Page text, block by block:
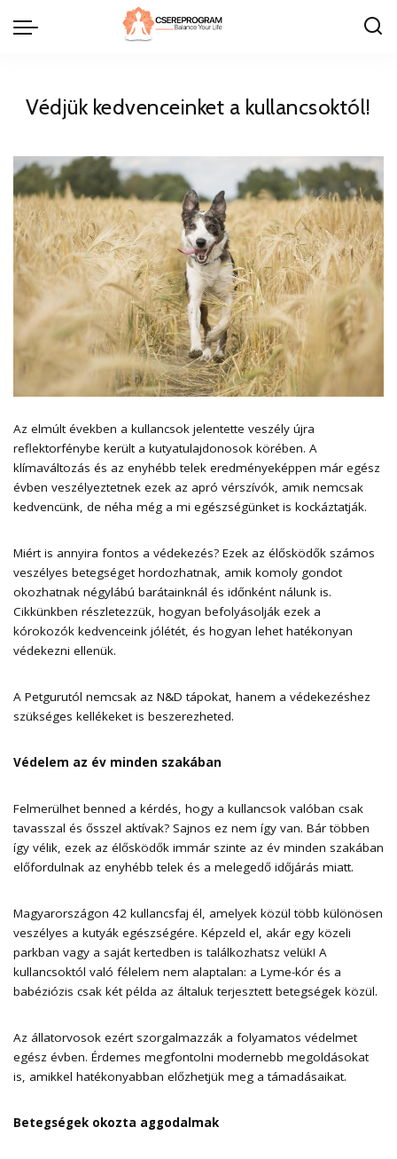
Védjük kedvenceinket a kullancsoktól!
Az elmúlt években a kullancsok jelentette veszély újra
reflektorfénybe került a kutyatulajdonosok körében. A
klímaváltozás és az enyhébb telek eredményeképpen már egész
évben veszélyeztetnek ezek az apró vérszívók, amik nemcsak
kedvencünk, de néha még a mi egészségünket is kockáztatják.
Miért is annyira fontos a védekezés? Ezek az élősködők számos
veszélyes betegséget hordozhatnak, amik komoly gondot
okozhatnak négylábú barátainknál és időnként nálunk is.
Cikkünkben részletezzük, hogyan befolyásolják ezek a
kórokozók kedvenceink jólétét, és hogyan lehet hatékonyan
védekezni ellenük.
A Petgurutól nemcsak az N&D tápokat , hanem a védekezéshez
szükséges kellékeket is beszerezheted.
Védelem az év minden szakában
Felmerülhet benned a kérdés, hogy a kullancsok valóban csak
tavasszal és ősszel aktívak? Sajnos ez nem így van. Bár többen
így vélik, ezek az élősködők immár szinte az év minden szakában
előfordulnak az enyhébb telek és a melegedő időjárás miatt.
Magyarországon 42 kullancsfaj él, amelyek közül több különösen
veszélyes a kutyák egészségére. Képzeld el, akár egy közeli
parkban vagy a saját kertedben is találkozhatsz velük! A
kullancsoktól való félelem nem alaptalan: a Lyme-kór és a
babéziózis csak két példa az általuk terjesztett betegségek közül.
Az állatorvosok ezért szorgalmazzák a folyamatos védelmet
egész évben. Érdemes megfontolni modernebb megoldásokat
is, amikkel hatékonyabban előzhetjük meg a támadásaikat.
Betegségek okozta aggodalmak